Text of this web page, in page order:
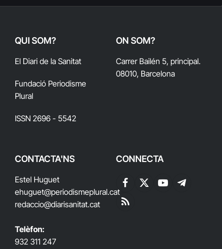
QUI SOM?
El Diari de la Sanitat
Fundació Periodisme
Plural
ISSN 2696 - 5542
ON SOM?
Carrer Bailén 5, principal.
08010, Barcelona
CONTACTA'NS
Estel Huguet
ehuguet@periodismeplural.cat
redaccio@diarisanitat.cat
Telèfon:
932 311 247
CONNECTA
Facebook
X
YouTubeTelegram
RSS